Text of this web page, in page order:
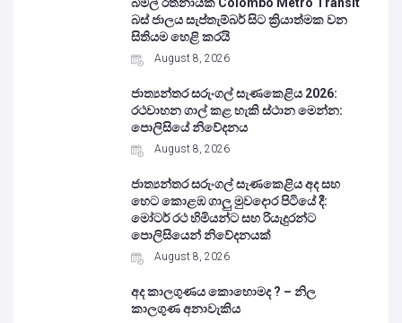
බස් ජාලය සැප්තැම්බර් සිට ක්‍රියාත්මක වන
සිතියම හෙළි කරයි
August 8, 2026
ජාත්‍යන්තර සරුංගල් සැණකෙළිය 2026:
රථවාහන ගාල් කළ හැකි ස්ථාන මෙන්න:
පොලිසියේ නිවේදනය
August 8, 2026
ජාත්‍යන්තර සරුංගල් සැණකෙළිය අද සහ
හෙට කොළඹ ගාලු මුවදොර පිටියේ දී:
මෝටර් රථ හිමියන්ට සහ රියැදුරන්ට
පොලිසියෙන් නිවේදනයක්
August 8, 2026
අද කාලගුණය කොහොමද ? – නිල
කාලගුණ අනාවැකිය